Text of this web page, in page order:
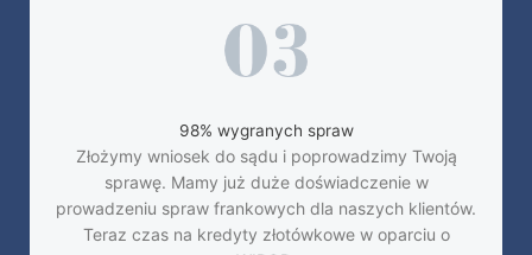
98% wygranych spraw
Złożymy wniosek do sądu i poprowadzimy Twoją
sprawę. Mamy już duże doświadczenie w
prowadzeniu spraw frankowych dla naszych klientów.
Teraz czas na kredyty złotówkowe w oparciu o